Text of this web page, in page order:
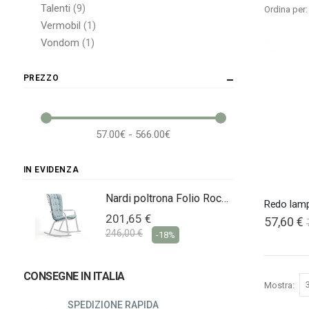
Ordina per
Redo
57,60 €
Mostra
Talenti 9
elementi
Vermobil 1
elemento
Vondom 1
elemento
PREZZO
57.00€ - 566.00€
IN EVIDENZA
Nardi poltrona Folio Rocking
201,65 €
246,00 € -18%
CONSEGNE IN ITALIA
SPEDIZIONE RAPIDA